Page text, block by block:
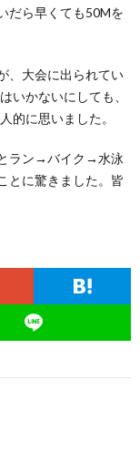
だら早くても50Mを
、大会に出られてい
いかないにしても、
的に思いました。
ラン→バイク→水泳
とに驚きました。皆